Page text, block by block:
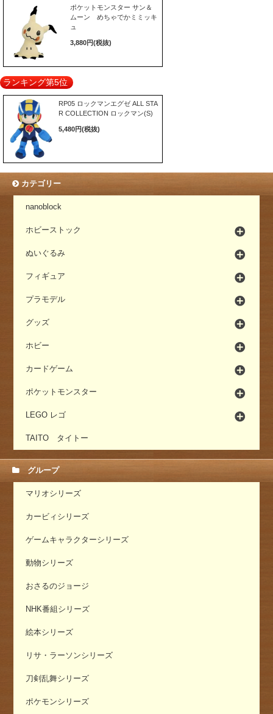
ポケットモンスター サン＆
ムーン めちゃでかミミッキ
ュ
3,880円(税抜)
ランキング第5位
RP05 ロックマンエグゼ ALL STA
R COLLECTION ロックマン(S)
5,480円(税抜)
カテゴリー
nanoblock
ホビーストック
ぬいぐるみ
フィギュア
プラモデル
グッズ
ホビー
カードゲーム
ポケットモンスター
LEGO レゴ
TAITO タイトー
グループ
マリオシリーズ
カービィシリーズ
ゲームキャラクターシリーズ
動物シリーズ
おさるのジョージ
NHK番組シリーズ
絵本シリーズ
リサ・ラーソンシリーズ
刀剣乱舞シリーズ
ポケモンシリーズ